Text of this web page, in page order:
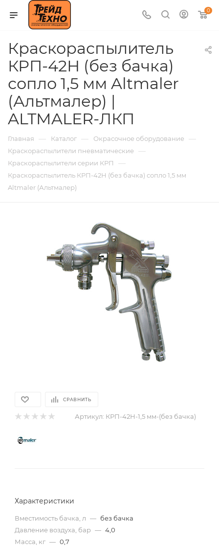
0
Краскораспылитель
КРП-42Н (без бачка)
сопло 1,5 мм Altmaler
(Альтмалер) |
ALTMALER-ЛКП
Главная — Каталог — Окрасочное оборудование —
Краскораспылители пневматические —
Краскораспылители серии КРП —
Краскораспылитель КРП-42Н (без бачка) сопло 1,5 мм
Altmaler (Альтмалер)
СРАВНИТЬ
Артикул: КРП-42Н-1,5 мм-(без бачка)
Характеристики
Вместимость бачка, л — без бачка
Давление воздуха, бар — 4,0
Масса, кг — 0,7